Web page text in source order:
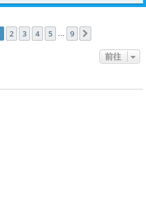
頁 (共 頁)
2 3 4 5 … 9
前往